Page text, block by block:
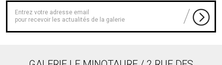
pour recevoir les actualités de la galerie